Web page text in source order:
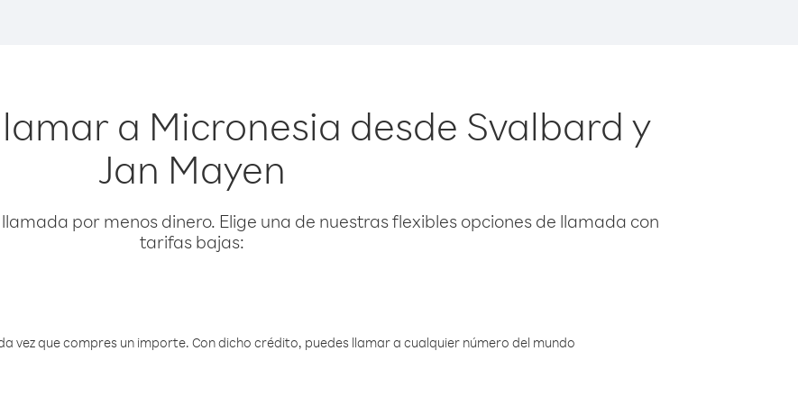
a Micronesia desde Svalbard y
Jan Mayen
por menos dinero. Elige una de nuestras flexibles opciones de llamada con
tarifas bajas:
vez que compres un importe. Con dicho crédito, puedes llamar a cualquier número del mundo